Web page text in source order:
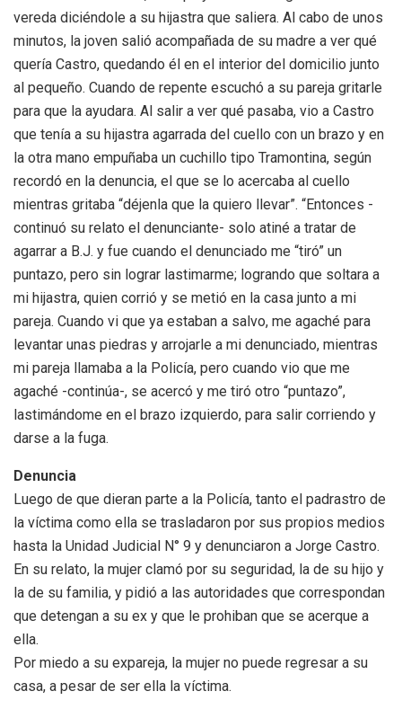
vereda diciéndole a su hijastra que saliera. Al cabo de unos
minutos, la joven salió acompañada de su madre a ver qué
quería Castro, quedando él en el interior del domicilio junto
al pequeño. Cuando de repente escuchó a su pareja gritarle
para que la ayudara. Al salir a ver qué pasaba, vio a Castro
que tenía a su hijastra agarrada del cuello con un brazo y en
la otra mano empuñaba un cuchillo tipo Tramontina, según
recordó en la denuncia, el que se lo acercaba al cuello
mientras gritaba “déjenla que la quiero llevar”. “Entonces -
continuó su relato el denunciante- solo atiné a tratar de
agarrar a B.J. y fue cuando el denunciado me “tiró” un
puntazo, pero sin lograr lastimarme; logrando que soltara a
mi hijastra, quien corrió y se metió en la casa junto a mi
pareja. Cuando vi que ya estaban a salvo, me agaché para
levantar unas piedras y arrojarle a mi denunciado, mientras
mi pareja llamaba a la Policía, pero cuando vio que me
agaché -continúa-, se acercó y me tiró otro “puntazo”,
lastimándome en el brazo izquierdo, para salir corriendo y
darse a la fuga.
Denuncia
Luego de que dieran parte a la Policía, tanto el padrastro de
la víctima como ella se trasladaron por sus propios medios
hasta la Unidad Judicial N° 9 y denunciaron a Jorge Castro.
En su relato, la mujer clamó por su seguridad, la de su hijo y
la de su familia, y pidió a las autoridades que correspondan
que detengan a su ex y que le prohiban que se acerque a
ella.
Por miedo a su expareja, la mujer no puede regresar a su
casa, a pesar de ser ella la víctima.